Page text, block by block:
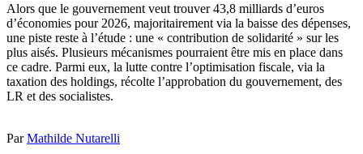
Alors que le gouvernement veut trouver 43,8 milliards d’euros
d’économies pour 2026, majoritairement via la baisse des dépenses,
une piste reste à l’étude : une « contribution de solidarité » sur les
plus aisés. Plusieurs mécanismes pourraient être mis en place dans
ce cadre. Parmi eux, la lutte contre l’optimisation fiscale, via la
taxation des holdings, récolte l’approbation du gouvernement, des
LR et des socialistes.
ParMathilde Nutarelli